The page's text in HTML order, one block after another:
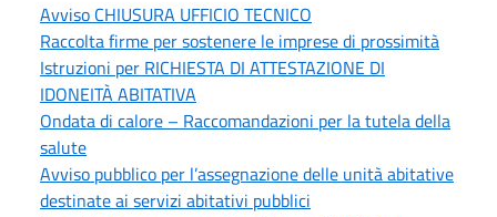
Avviso CHIUSURA UFFICIO TECNICO
Raccolta firme per sostenere le imprese di prossimità
Istruzioni per RICHIESTA DI ATTESTAZIONE DI
IDONEITÀ ABITATIVA
Ondata di calore – Raccomandazioni per la tutela della
salute
Avviso pubblico per l’assegnazione delle unità abitative
destinate ai servizi abitativi pubblici